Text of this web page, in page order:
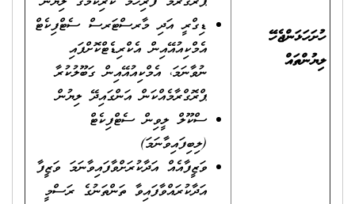
ހުށަހަޅަންޖެހޭ
ލިޔުންތައް
ޑިގްރީ އަދި މާރސްޓަރސް ސެޓްފިކެޓް
އެމްކިއުއޭއިން އެކްރިޑެޓްކޮށްފައި
ނުވާނަމަ، އެމްކިއުއޭއިން ގަބޫލުކުރާ
ޕްރޮގްރާމެއްކަން އަންގައިދޭ ލިޔުން
ސްކޫލް ލީވިން ސެޓްފިކެޓް
(ލިބިފައިވާނަމަ)
ވަޒީފާއެއް އަދާކުރަށްވާފައިވާނަމަ ވަޒީފާ
އަދާކުރައްވާފައިވާ ތަންތަނުގެ ރަސްމީ